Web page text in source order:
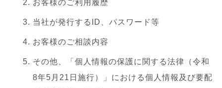
お客様のご利用履歴
当社が発行するID、パスワード等
お客様のご相談内容
その他、「個人情報の保護に関する法律（令和
8年5月21日施行）」における個人情報及び要配